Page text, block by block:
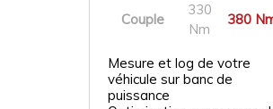
Couple
330
Nm
380
Mesure et log de votre
véhicule sur banc de
puissance